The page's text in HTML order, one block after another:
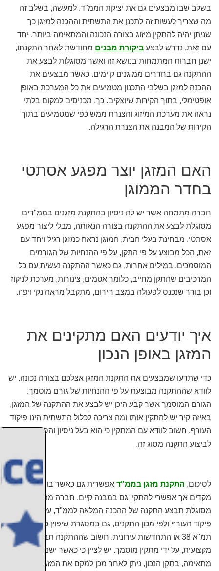
בשלב שבו מבצעים גם את יציקת הממ"ד. למעשה, בשלב זה
מה שצריך לעשות זה לתכנן את התשתית וההכנה למזגן כך
שניתן יהיה להתקין מיזוג בצורה הנכונה והמתאימה ביותר. יחד
עם זאת, נדרש לבצע ביקורת מבנים מחודשת לאחר התקנתו,
ישנן חברות המתמחות בנושא זה ואשר מסוגלות לבצע את
ההתקנה גם בחדרים ממוגנים קיימים. כאשר מבצעים את
ההכנה למזגן בשלבי התכנון מטמיעים את כל המערכת באופן
אופטימלי, בתוך הקירות שיוצקים. כך, מכניסים למקום בלתי
נראה את מערכת המיזוג והצנרת ממש כפי שמטמיעים בתוך
הקירות של המבנה את הצנרת הרגילה.
האם המזגן יוצר מפגע אסתטי
בחדר הממוגן
חברה מתמחה אשר יש לה ניסיון בהתקנת מזגנים בממ"דים
מסוגלת לבצע את ההתקנה בצורה הנאותה, מבלי ליצור מפגע
אסתטי. מבחינת בעלי הבית, המזגן נראה כמזגן רגיל ויחד עם
זאת, הכל מבוצע על פי התקן, על פי ההנחיות של הגורמים
המוסמכים. במילים אחרות, גם כאשר ההתקנה נעשית עם כל
המרכיבים שהתקן מחייב, כלומר אטמים, צינורות, מערכת לניקוז
וכן בורר שנכנס לפעולה במצב חירום, מתקבל מראה נקי ויפה.
איך יודעים האם מתקינים את
המזגן באופן הנכון
כדי שתדעו שמבצעים את התקנת המזגן אצלכם בצורה נכונה, יש
לוודא שההתקנה מבוצעת על פי ההנחיות של גורם מוסמך.
הגורם המוסמך אשר קבע היכן יש לבצע את ההתקנה של המזגן,
באיזה קיר יש להתקין אותו ומה צריכה לכלול התשתית הינו פיקוד
העורף. חשוב לוודא עם המתקין כי הוא בעל ניסיון והסמכה
לביצוע התקנה מסוג זה.
לסיכום, התקנת מזגן בממ"ד אפשרית גם כאשר בוצע תכנון
מקדים אך אפשרי להתקין גם במבנה קיים. חברה מתמחה
מסוגלת תבצע התקנה של ההכנה המלאה לממ"ד, על פי אישור
פיקוד העורף ולפי מכון התקנים, גם במסגרת שיפוץ כדוגמת
תמ"א 38 או התחדשות עירונית. חשוב שההתקנה תבוצע בצורה
מקצועית, על ידי מתקין מוסמך. יש לציין כי כאשר ישנה הכנה
מתאימה, בתקן הנכון, ניתן לאחר מכן למקם את המזגן הרצוי